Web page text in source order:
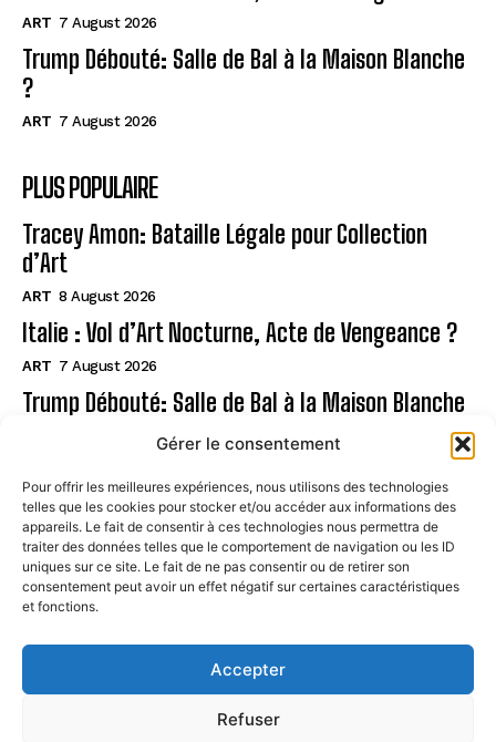
Gérer le consentement
Pour offrir les meilleures expériences, nous utilisons des technologies
telles que les cookies pour stocker et/ou accéder aux informations des
appareils. Le fait de consentir à ces technologies nous permettra de
traiter des données telles que le comportement de navigation ou les ID
uniques sur ce site. Le fait de ne pas consentir ou de retirer son
consentement peut avoir un effet négatif sur certaines caractéristiques
et fonctions.
Accepter
Refuser
ART 7 August 2026
Trump Débouté: Salle de Bal à la Maison Blanche
?
ART 7 August 2026
PLUS POPULAIRE
Tracey Amon: Bataille Légale pour Collection
d’Art
ART 8 August 2026
Italie : Vol d’Art Nocturne, Acte de Vengeance ?
ART 7 August 2026
Trump Débouté: Salle de Bal à la Maison Blanche
Page
CONTACT
MENTIONS LÉGALES